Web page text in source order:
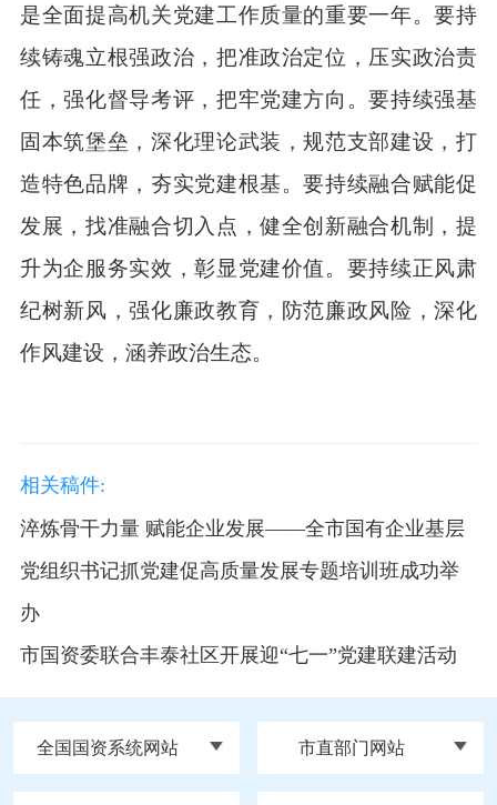
是全面提高机关党建工作质量的重要一年。要持
续铸魂立根强政治，把准政治定位，压实政治责
任，强化督导考评，把牢党建方向。要持续强基
固本筑堡垒，深化理论武装，规范支部建设，打
造特色品牌，夯实党建根基。要持续融合赋能促
发展，找准融合切入点，健全创新融合机制，提
升为企服务实效，彰显党建价值。要持续正风肃
纪树新风，强化廉政教育，防范廉政风险，深化
作风建设，涵养政治生态。
相关稿件:
淬炼骨干力量 赋能企业发展——全市国有企业基层
党组织书记抓党建促高质量发展专题培训班成功举
办
市国资委联合丰泰社区开展迎“七一”党建联建活动
全国国资系统网站 市直部门网站